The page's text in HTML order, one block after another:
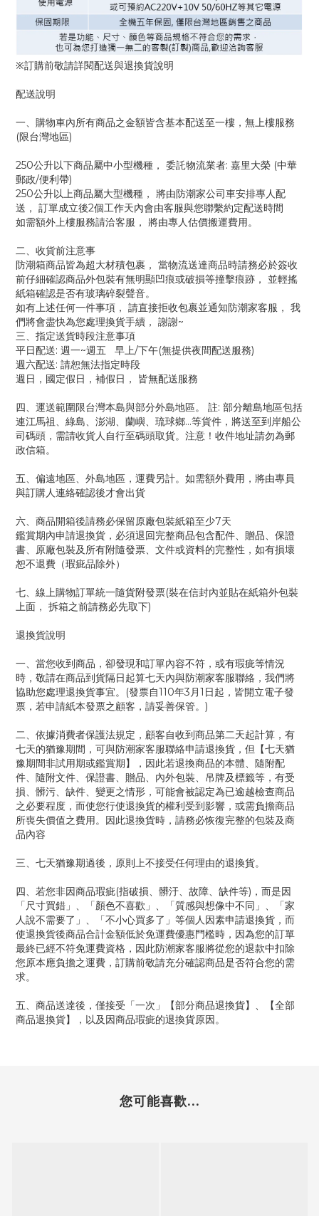
※訂購前敬請詳閱配送與退換貨說明
配送說明
一、購物車內所有商品之金額皆含基本配送至一樓，無上樓服務
(限台灣地區)
250公升以下商品屬中小型機種， 委託物流業者: 嘉里大榮 (中華
郵政/便利帶)
250公升以上商品屬大型機種， 將由防潮家公司車安排專人配
送， 訂單成立後2個工作天內會由客服與您聯繫約定配送時間
如需額外上樓服務請洽客服， 將由專人估價搬運費用。
二、收貨前注意事
防潮箱商品皆為超大材積包裹， 當物流送達商品時請務必於簽收
前仔細確認商品外包裝有無明顯凹痕或破損等撞擊痕跡， 並輕搖
紙箱確認是否有玻璃碎裂聲音。
如有上述任何一件事項， 請直接拒收包裹並通知防潮家客服， 我
們將會盡快為您處理換貨手續， 謝謝~
三、指定送貨時段注意事項
平日配送: 週一~週五 早上/下午(無提供夜間配送服務)
週六配送: 請恕無法指定時段
週日，國定假日，補假日， 皆無配送服務
四、運送範圍限台灣本島與部分外島地區。 註: 部分離島地區包括
連江馬祖、綠島、澎湖、蘭嶼、琉球鄉…等貨件，將送至到岸船公
司碼頭，需請收貨人自行至碼頭取貨。注意！收件地址請勿為郵
政信箱。
五、偏遠地區、外島地區，運費另計。如需額外費用，將由專員
與訂購人連絡確認後才會出貨
六、商品開箱後請務必保留原廠包裝紙箱至少7天
鑑賞期內申請退換貨，必須退回完整商品包含配件、贈品、保證
書、原廠包裝及所有附隨發票、文件或資料的完整性，如有損壞
恕不退費（瑕疵品除外）
七、線上購物訂單統一隨貨附發票(裝在信封內並貼在紙箱外包裝
上面， 拆箱之前請務必先取下)
退換貨說明
一、當您收到商品，卻發現和訂單內容不符，或有瑕疵等情況
時，敬請在商品到貨隔日起算七天內與防潮家客服聯絡，我們將
協助您處理退換貨事宜。(發票自110年3月1日起，皆開立電子發
票，若申請紙本發票之顧客，請妥善保管。)
二、依據消費者保護法規定，顧客自收到商品第二天起計算，有
七天的猶豫期間，可與防潮家客服聯絡申請退換貨，但【七天猶
豫期間非試用期或鑑賞期】，因此若退換商品的本體、隨附配
件、隨附文件、保證書、贈品、內外包裝、吊牌及標籤等，有受
損、髒污、缺件、變更之情形，可能會被認定為已逾越檢查商品
之必要程度，而使您行使退換貨的權利受到影響，或需負擔商品
所喪失價值之費用。因此退換貨時，請務必恢復完整的包裝及商
品內容
三、七天猶豫期過後，原則上不接受任何理由的退換貨。
四、若您非因商品瑕疵(指破損、髒汙、故障、缺件等)，而是因
「尺寸買錯」、「顏色不喜歡」、「質感與想像中不同」、「家
人說不需要了」、「不小心買多了」等個人因素申請退換貨，而
使退換貨後商品合計金額低於免運費優惠門檻時，因為您的訂單
最終已經不符免運費資格，因此防潮家客服將從您的退款中扣除
您原本應負擔之運費，訂購前敬請充分確認商品是否符合您的需
求。
五、商品送達後，僅接受「一次」【部分商品退換貨】、【全部
商品退換貨】，以及因商品瑕疵的退換貨原因。
您可能喜歡...